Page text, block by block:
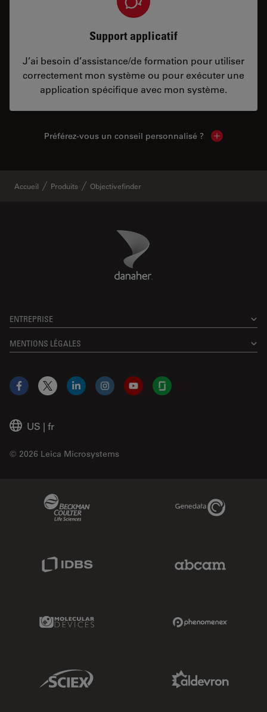
Support applicatif
J’ai besoin d’assistance/de formation pour utiliser
correctement mon système ou pour exécuter une
application spécifique avec mon système.
Préférez-vous un conseil personnalisé ? Show local
Accueil Produits Objectivefinder
Danaher Logo
ENTREPRISE
MENTIONS LÉGALES
US | fr
© 2026 Leica Microsystems
Facebook
X LinkedInInstagramYouTubeGlassdoor
Genedata Link
Molecular Devices Link
Sciex Link